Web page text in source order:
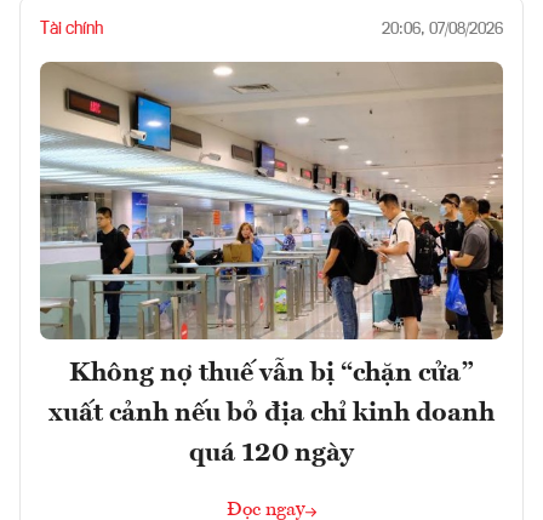
Tài chính 20:06, 07/08/2026
Không nợ thuế vẫn bị “chặn cửa”
xuất cảnh nếu bỏ địa chỉ kinh doanh
quá 120 ngày
Đọc ngay